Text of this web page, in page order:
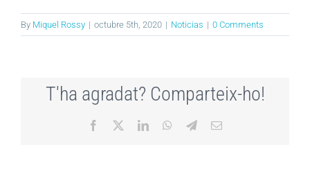
By Miquel Rossy | octubre 5th, 2020 | Noticias | 0 Comments
T'ha agradat? Comparteix-ho!
Facebook LinkedInWhatsApp
TelegramEmail